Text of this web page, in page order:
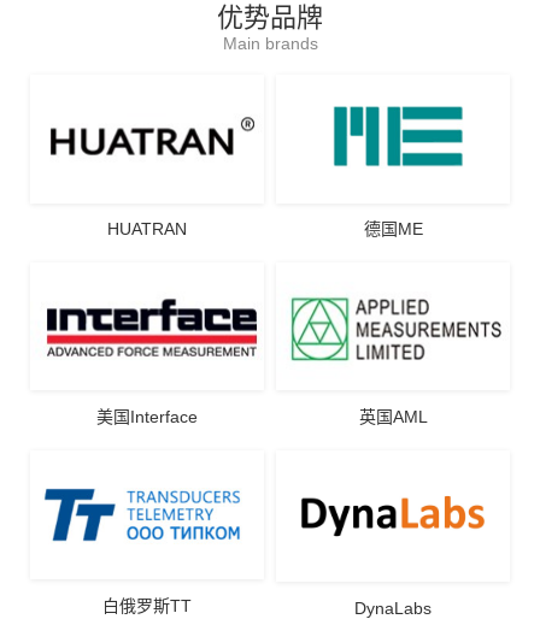
优势品牌
Main brands
HUATRAN 德国ME
美国Interface 英国AML
白俄罗斯TT DynaLabs